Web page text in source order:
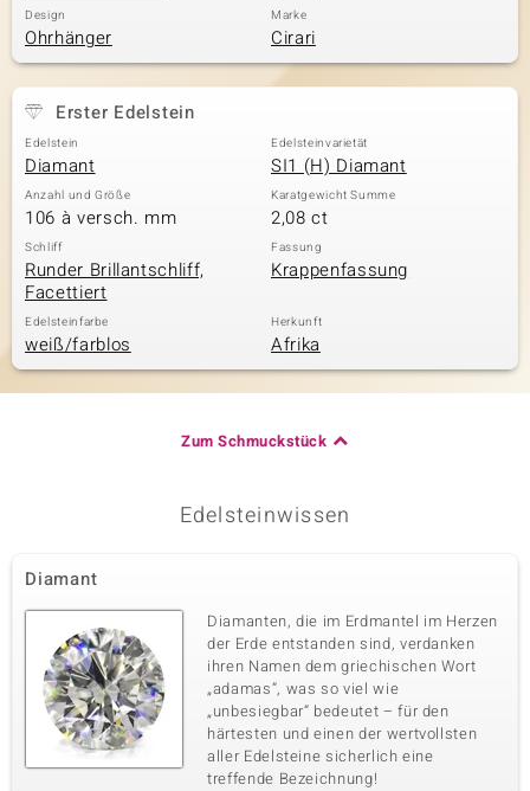
Classics
Design
Ohrhänger
Marke
Cirari
Erster Edelstein
Edelstein
Diamant
Edelsteinvarietät
SI1 (H) Diamant
Anzahl und Größe
106 à versch. mm
Karatgewicht Summe
2,08 ct
Schliff
Runder Brillantschliff,
Facettiert
Fassung
Krappenfassung
Edelsteinfarbe
weiß/farblos
Herkunft
Afrika
Zum Schmuckstück
Edelsteinwissen
Diamant
Diamanten, die im Erdmantel im Herzen
der Erde entstanden sind, verdanken
ihren Namen dem griechischen Wort
„adamas“, was so viel wie
„unbesiegbar“ bedeutet – für den
härtesten und einen der wertvollsten
aller Edelsteine sicherlich eine
treffende Bezeichnung!